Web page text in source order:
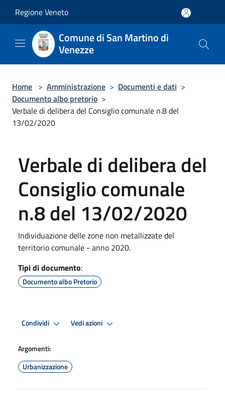
Regione Veneto
Comune di San Martino di
Venezze
Home > Amministrazione > Documenti e dati >
Documento albo pretorio >
Verbale di delibera del Consiglio comunale n.8 del
13/02/2020
Verbale di delibera del
Consiglio comunale
n.8 del 13/02/2020
Individuazione delle zone non metallizzate del
territorio comunale - anno 2020.
Tipi di documento:
Documento albo Pretorio
Condividi Vedi azioni
Argomenti:
Urbanizzazione